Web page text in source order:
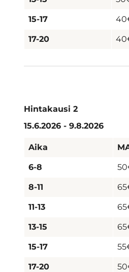
15-17
17-20
Hintakausi 2
15.6.2026 - 9.8.2026
Aika
6-8
8-11
11-13
13-15
15-17
17-20